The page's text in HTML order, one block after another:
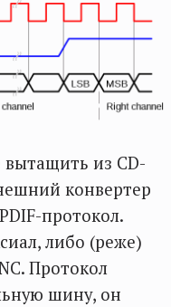
вытащить из CD-
конвертер
протокол.
либо (реже)
Протокол
шину, он